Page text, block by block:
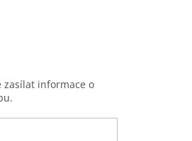
zasílat informace o